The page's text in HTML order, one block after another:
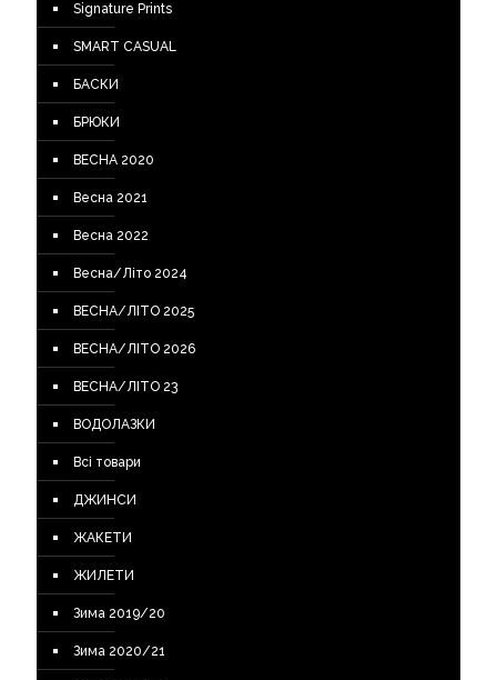
Signature Prints
SMART CASUAL
БАСКИ
БРЮКИ
ВЕСНА 2020
Весна 2021
Весна 2022
Весна/Літо 2024
ВЕСНА/ЛІТО 2025
ВЕСНА/ЛІТО 2026
ВЕСНА/ЛІТО 23
ВОДОЛАЗКИ
Всі товари
ДЖИНСИ
ЖАКЕТИ
ЖИЛЕТИ
Зима 2019/20
Зима 2020/21